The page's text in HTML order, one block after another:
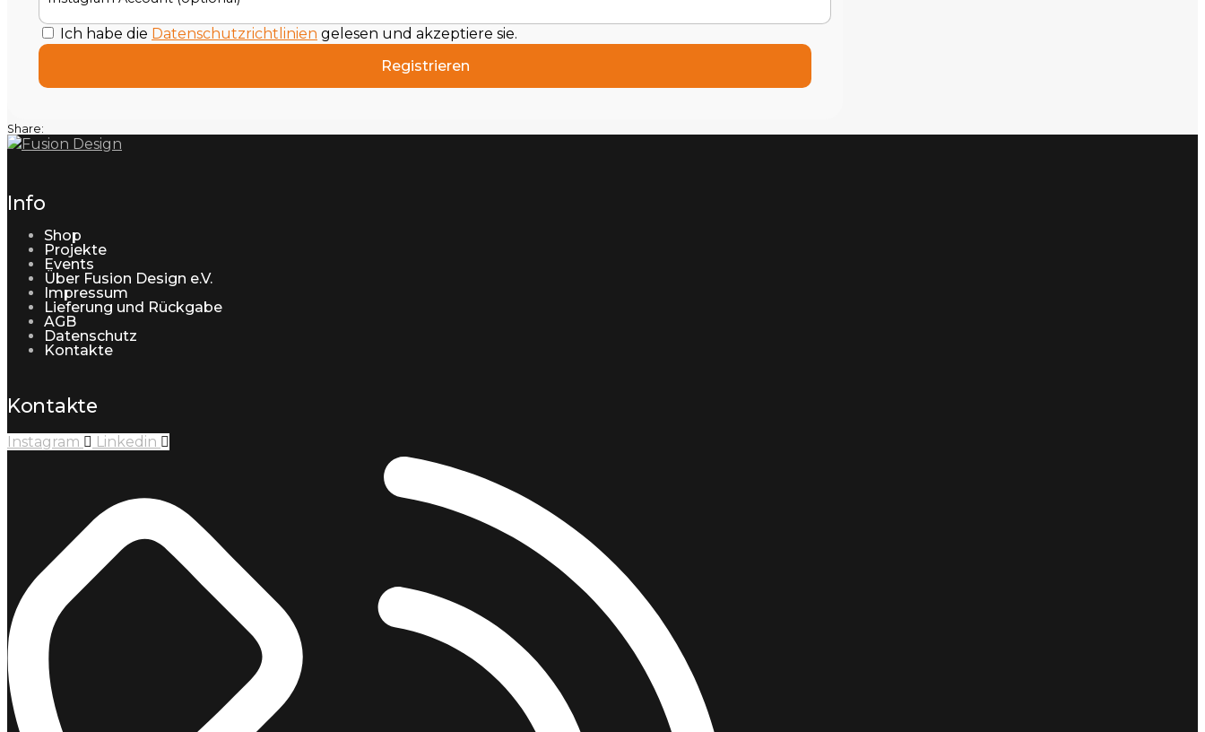
Ich habe die Datenschutzrichtlinien gelesen und akzeptiere sie.
Registrieren
Share:
Info
Shop
Projekte
Events
Über Fusion Design e.V.
Impressum
Lieferung und Rückgabe
AGB
Datenschutz
Kontakte
Kontakte
Instagram Linkedin